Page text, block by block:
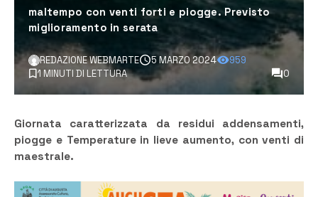
maltempo con venti forti e piogge. Previsto
miglioramento in serata
REDAZIONE WEBMARTE 5 MARZO 2024
959
1 MINUTI DI LETTURA
0
Giornata caratterizzata da residui addensamenti,
piogge e Temperature in lieve aumento, con venti di
maestrale.